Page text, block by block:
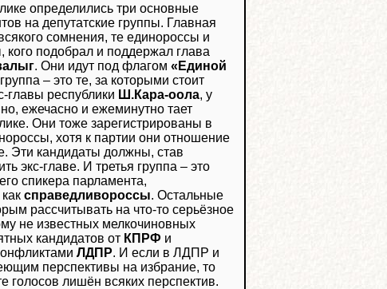
определились три основные
на депутатские группы. Главная
сомнения, те единороссы и
подобрал и поддержал глава
. Они идут под флагом «Единой
– это те, за которыми стоит
главы республики Ш.Кара-оола, у
ежечасно и ежеминутно тает
Они тоже зарегистрированы в
хотя к партии они отношение
Эти кандидаты должны, став
экс-главе. И третья группа – это
спикера парламента,
справедливороссы. Остальные
рассчитывать на что-то серьёзное
не известных мелкочиновных
кандидатов от КПРФ и
ЛДПР. И если в ЛДПР и
перспективы на избрание, то
лишён всяких перспектив.